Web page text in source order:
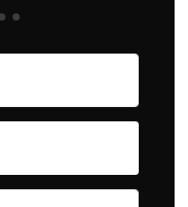
pancartas de
exigiendo al asesino
muerta.